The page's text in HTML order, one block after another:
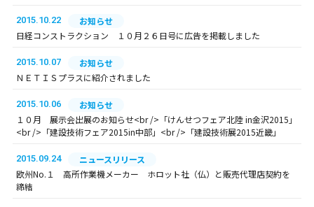
2015.10.22
お知らせ
日経コンストラクション １０月２６日号に広告を掲載しました
2015.10.07
お知らせ
ＮＥＴＩＳプラスに紹介されました
2015.10.06
お知らせ
１０月 展示会出展のお知らせ<br />「けんせつフェア北陸 in金沢2015」
<br />「建設技術フェア2015in中部」<br />「建設技術展2015近畿」
2015.09.24
ニュースリリース
欧州No.１ 高所作業機メーカー ホロット社（仏）と販売代理店契約を
締結